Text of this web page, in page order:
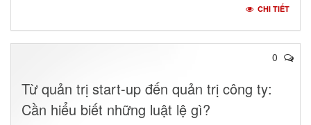
CHI TIẾT
0
Từ quản trị start-up đến quản trị công ty:
Cần hiểu biết những luật lệ gì?